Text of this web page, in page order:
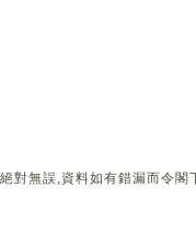
無誤,資料如有錯漏而令閣